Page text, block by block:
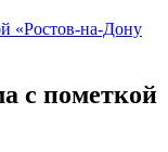
«Ростов-на-Дону
с пометкой